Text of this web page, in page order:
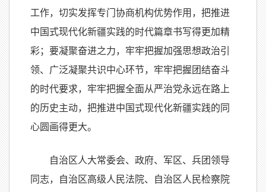
工作，切实发挥专门协商机构优势作用，把推进
中国式现代化新疆实践的时代篇章书写得更加精
彩；要凝聚奋进之力，牢牢把握加强思想政治引
领、广泛凝聚共识中心环节，牢牢把握团结奋斗
的时代要求，牢牢把握全面从严治党永远在路上
的历史主动，把推进中国式现代化新疆实践的同
心圆画得更大。
自治区人大常委会、政府、军区、兵团领导
同志，自治区高级人民法院、自治区人民检察院